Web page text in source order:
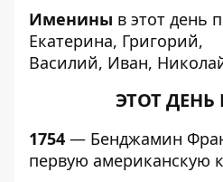
Именины в этот день
Екатерина, Григорий,
Василий, Иван,
ЭТОТ ДЕНЬ
1754 — Бенджамин
первую американскую